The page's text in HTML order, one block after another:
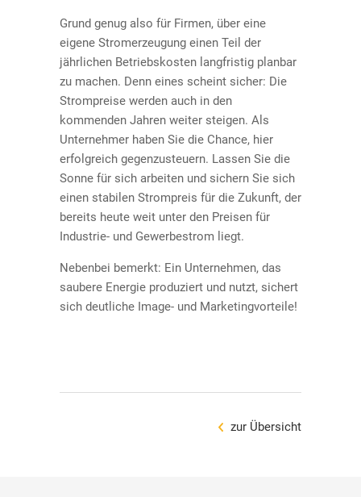
Solaranlage Einspeisevergütung
Referenzanlagen
Datenblatt Glas/Glas Full Black
Solaranlage Kaiserslautern
Solaranlage Neunkirchen
Datenschutz
Disclaimer
Impressum
Grund genug also für Firmen, über eine
eigene Stromerzeugung einen Teil der
jährlichen Betriebskosten langfristig planbar
zu machen. Denn eines scheint sicher: Die
Strompreise werden auch in den
kommenden Jahren weiter steigen. Als
Unternehmer haben Sie die Chance, hier
erfolgreich gegenzusteuern. Lassen Sie die
Sonne für sich arbeiten und sichern Sie sich
einen stabilen Strompreis für die Zukunft, der
bereits heute weit unter den Preisen für
Industrie- und Gewerbestrom liegt.
Nebenbei bemerkt: Ein Unternehmen, das
saubere Energie produziert und nutzt, sichert
sich deutliche Image- und Marketingvorteile!
zur Übersicht